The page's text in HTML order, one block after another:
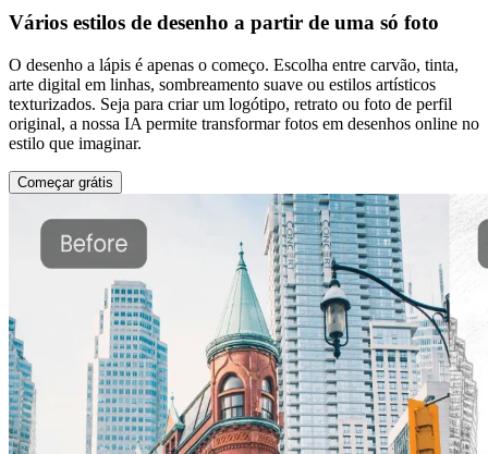
Vários estilos de desenho a partir de uma só foto
O desenho a lápis é apenas o começo. Escolha entre carvão, tinta,
arte digital em linhas, sombreamento suave ou estilos artísticos
texturizados. Seja para criar um logótipo, retrato ou foto de perfil
original, a nossa IA permite transformar fotos em desenhos online no
estilo que imaginar.
Começar grátis